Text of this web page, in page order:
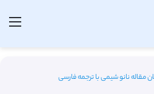
مقاله نانو شیمی با ترجمه فارسی